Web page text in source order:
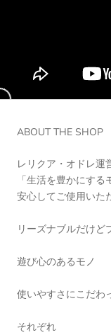
ABOUT THE SHOP
レリクア・オドレ運
「生活を豊かにす
安心してご使用いた
リーズナブルだけど
遊び心のあるモノ
使いやすさにこだわ
それぞれ